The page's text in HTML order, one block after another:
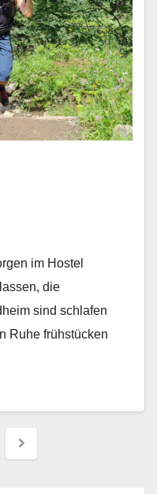
im Hostel
die
sind schlafen
Ruhe frühstücken